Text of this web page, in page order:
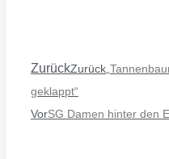
ZurückZurück
geklappt“
VorSG Damen hinter den